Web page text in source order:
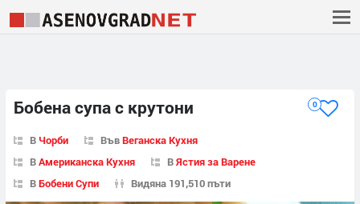
Бобена супа с крутони 0
ВЧорби ВъвВеганска Кухня
ВАмериканска Кухня ВЯстия за Варене
ВБобени Супи Видяна 191,510 пъти